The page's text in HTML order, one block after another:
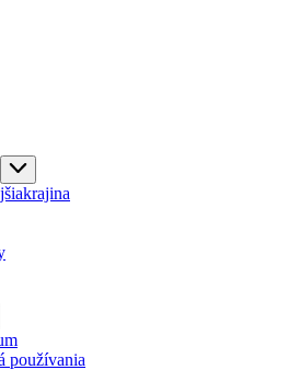
používania